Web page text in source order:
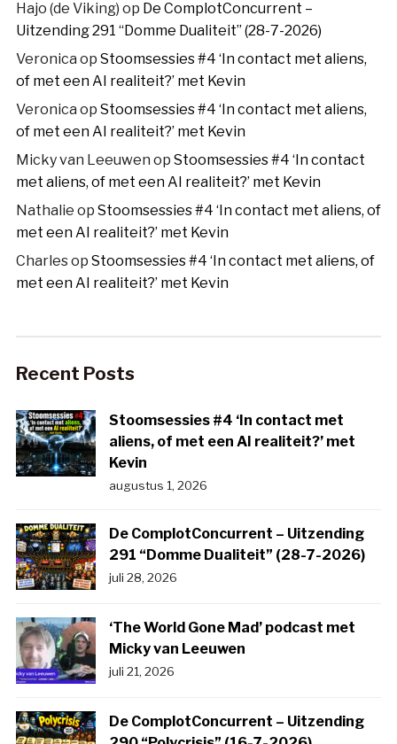
Hajo (de Viking) op De ComplotConcurrent –
Uitzending 291 “Domme Dualiteit” (28-7-2026)
Veronica op Stoomsessies #4 ‘In contact met aliens,
of met een AI realiteit?’ met Kevin
Veronica op Stoomsessies #4 ‘In contact met aliens,
of met een AI realiteit?’ met Kevin
Micky van Leeuwen op Stoomsessies #4 ‘In contact
met aliens, of met een AI realiteit?’ met Kevin
Nathalie op Stoomsessies #4 ‘In contact met aliens, of
met een AI realiteit?’ met Kevin
Charlesop Stoomsessies #4 ‘In contact met aliens, of
met een AI realiteit?’ met Kevin
Recent Posts
Stoomsessies #4 ‘In contact met
aliens, of met een AI realiteit?’ met
Kevin
augustus 1, 2026
De ComplotConcurrent – Uitzending
291 “Domme Dualiteit” (28-7-2026)
juli 28, 2026
‘The World Gone Mad’ podcast met
Micky van Leeuwen
juli 21, 2026
De ComplotConcurrent – Uitzending